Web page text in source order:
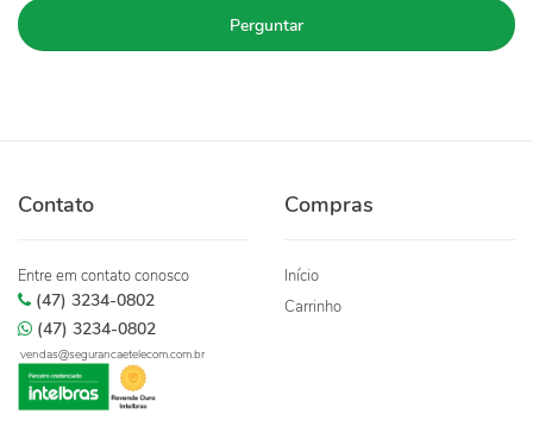
Perguntar
Contato
Entre em contato conosco
(47) 3234-0802
(47) 3234-0802
vendas@segurancaetelecom.com.br
Compras
Início
Carrinho